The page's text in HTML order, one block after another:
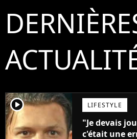
player2 LIFESTYLE
"Je devais
c'était une